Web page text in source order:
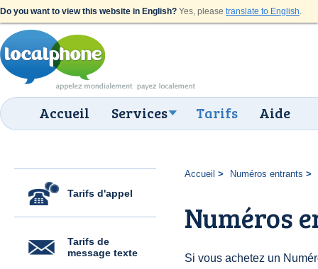
Do you want to view this website in English? Yes, please translate to English.
Accueil Services Tarifs Aide
Tarifs d'appel
Tarifs de
message texte
Accueil Numéros entrants
Numéros
Si vous achetez un